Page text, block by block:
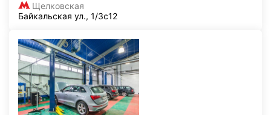
Щелковская
Байкальская ул., 1/3с12